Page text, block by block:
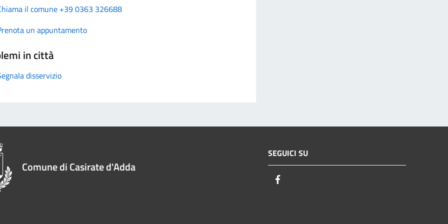
il comune +39 0363 326688
un appuntamento
in città
disservizio
Comune di Casirate d'Adda
SEGUICI SU